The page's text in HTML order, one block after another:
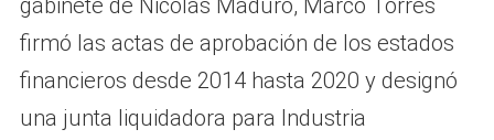
firmó las actas de aprobación de los estados
financieros desde 2014 hasta 2020 y designó
una junta liquidadora para Industria